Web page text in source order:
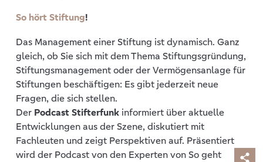
So hört Stiftung!
Das Management einer Stiftung ist dynamisch. Ganz
gleich, ob Sie sich mit dem Thema Stiftungsgründung,
Stiftungsmanagement oder der Vermögensanlage für
Stiftungen beschäftigen: Es gibt jederzeit neue
Fragen, die sich stellen.
Der Podcast Stifterfunkinformiert über aktuelle
Entwicklungen aus der Szene, diskutiert mit
Fachleuten und zeigt Perspektiven auf. Präsentiert
wird der Podcast von den Experten von So geht